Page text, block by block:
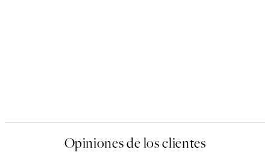
Opiniones de los clientes